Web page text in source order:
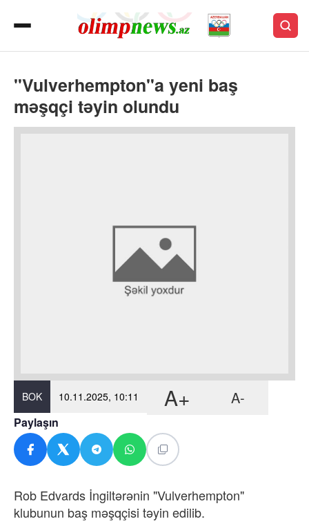
"Vulverhempton"a yeni baş
məşqçi təyin olundu
BOK 10.11.2025, 10:11 A+ A-
Paylaşın
Rob Edvards İngiltərənin "Vulverhempton"
klubunun baş məşqçisi təyin edilib.